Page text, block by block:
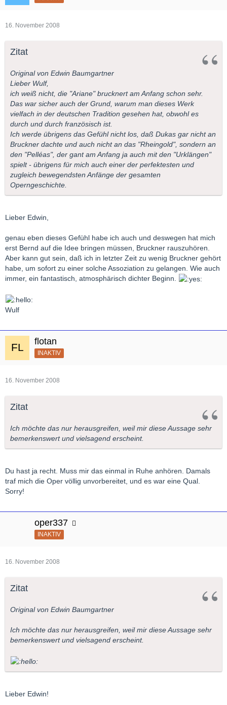
16. November 2008
Zitat
Original von Edwin Baumgartner
Lieber Wulf,
ich weiß nicht, die "Ariane" brucknert am Anfang schon sehr.
Das war sicher auch der Grund, warum man dieses Werk
vielfach in der deutschen Tradition gesehen hat, obwohl es
durch und durch französisch ist.
Ich werde übrigens das Gefühl nicht los, daß Dukas gar nicht an
Bruckner dachte und auch nicht an das "Rheingold", sondern an
den "Pelléas", der gant am Anfang ja auch mit den "Urklängen"
spielt - übrigens für mich auch einer der perfektesten und
zugleich bewegendsten Anfänge der gesamten
Operngeschichte.
Lieber Edwin,
genau eben dieses Gefühl habe ich auch und deswegen hat mich
erst Bernd auf die Idee bringen müssen, Bruckner rauszuhören.
Aber kann gut sein, daß ich in letzter Zeit zu wenig Bruckner gehört
habe, um sofort zu einer solche Assoziation zu gelangen. Wie auch
immer, ein fantastisch, atmosphärisch dichter Beginn.
Wulf
flotan
INAKTIV
16. November 2008
Zitat
Ich möchte das nur herausgreifen, weil mir diese Aussage sehr
bemerkenswert und vielsagend erscheint.
Du hast ja recht. Muss mir das einmal in Ruhe anhören. Damals
traf mich die Oper völlig unvorbereitet, und es war eine Qual.
Sorry!
oper337
INAKTIV
16. November 2008
Zitat
Original von Edwin Baumgartner
Ich möchte das nur herausgreifen, weil mir diese Aussage sehr
bemerkenswert und vielsagend erscheint.
Lieber Edwin!